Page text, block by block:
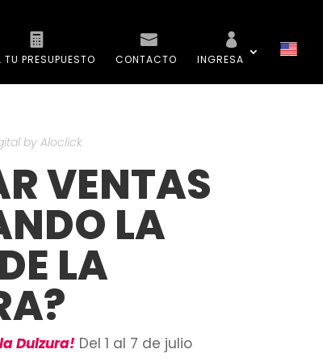
TU PRESUPUESTO CONTACTO INGRESA
by Aloclick
VENTAS
LA
LA
Dulzura! Del 1 al 7 de julio